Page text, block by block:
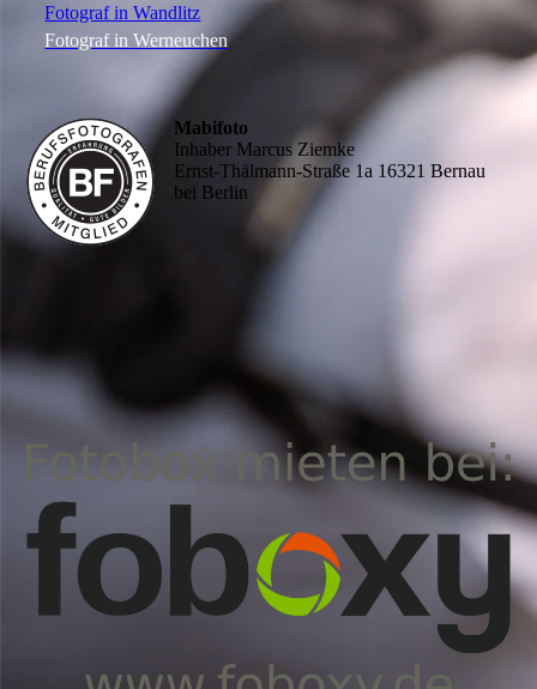
Fotograf in Wandlitz
Fotograf in Werneuchen
Mabifoto
Inhaber Marcus Ziemke
Ernst-Thälmann-Straße 1a 16321 Bernau
bei Berlin